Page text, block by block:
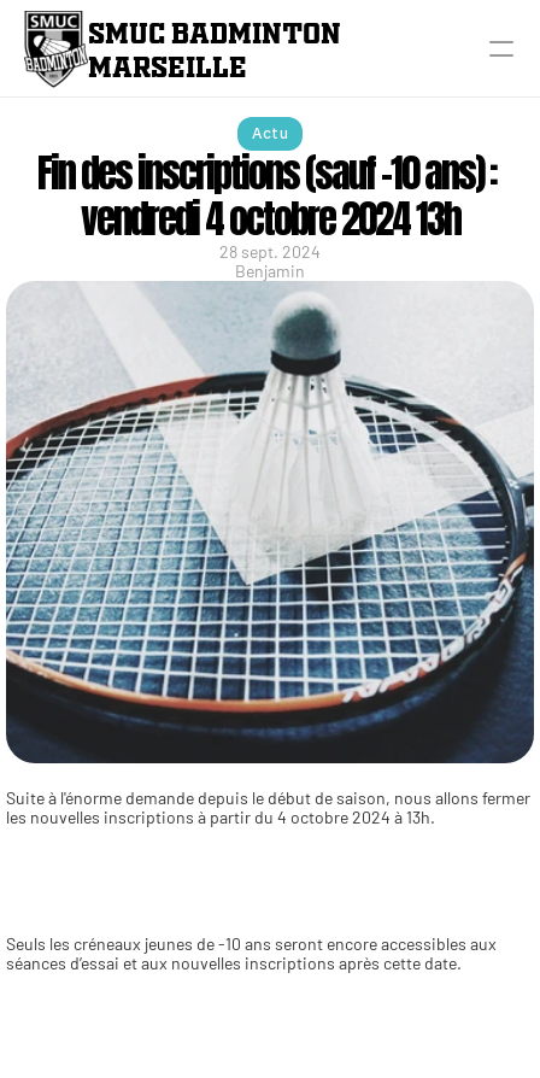
SMUC BADMINTON
MARSEILLE
Actu
Fin des inscriptions (sauf -10 ans) :
vendredi 4 octobre 2024 13h
28 sept. 2024
Benjamin
Suite à l'énorme demande depuis le début de saison, nous allons fermer
les nouvelles inscriptions à partir du 4 octobre 2024 à 13h.
Seuls les créneaux jeunes de -10 ans seront encore accessibles aux
séances d’essai et aux nouvelles inscriptions après cette date.